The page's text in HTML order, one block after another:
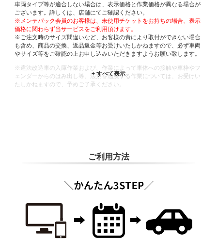
車両タイプ等が適合しない場合は、表示価格と作業価格が異なる場合が
ございます。詳しくは、店舗にてご確認ください。
※メンテパック会員のお客様は、未使用チケットをお持ちの場合、表示
価格に関わらず当サービスをご利用頂けます。
※ご注文時のサイズ間違いなど、お客様の責により取付ができない場合
も含め、商品の交換、返品返金等お受けいたしかねますので、必ず車両
やサイズ等をご確認の上お申し込みいただきますようお願い致します。
※違法改造車の入庫作業および、作業によって車体への接触や車枠やフ
ェンダーからのはみ出し等、法規を逸脱する作業については、お受けい
たしかねますので、予めご了承ください。
ご利用方法